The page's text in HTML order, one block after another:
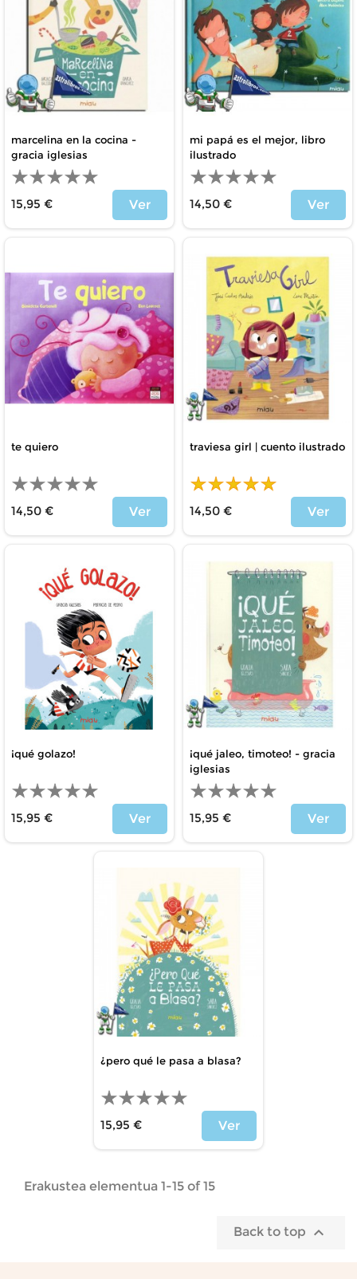
marcelina en la cocina -
gracia iglesias
15,95 €
Ver
mi papá es el mejor, libro
ilustrado
14,50 €
Ver
te quiero
14,50 €
Ver
traviesa girl | cuento ilustrado
14,50 €
Ver
¡qué golazo!
15,95 €
Ver
¡qué jaleo, timoteo! - gracia
iglesias
15,95 €
Ver
¿pero qué le pasa a blasa?
15,95 €
Ver
Erakustea elementua 1-15 of 15
Back to top 